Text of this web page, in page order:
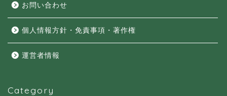
お問い合わせ
個人情報方針・免責事項・著作権
運営者情報
Category